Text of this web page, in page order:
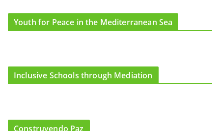
Youth for Peace in the Mediterranean Sea
Inclusive Schools through Mediation
Construyendo Paz